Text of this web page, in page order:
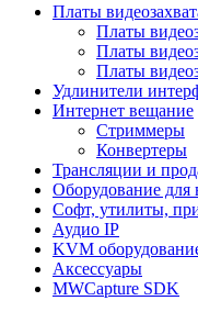
Платы
Платы
Платы
Платы
Удлинители
Интернет вещание
Стриммеры
Конвертеры
Трансляции и
Оборудование для
Софт, утилиты,
Аудио IP
KVM
Аксессуары
MWCapture SDK